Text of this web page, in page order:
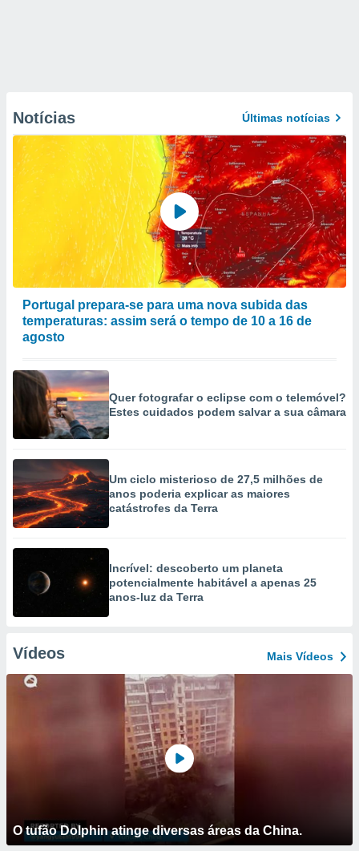
Notícias Últimas notícias
Portugal prepara-se para uma nova subida das
temperaturas: assim será o tempo de 10 a 16 de
agosto
Quer fotografar o eclipse com o telemóvel?
Estes cuidados podem salvar a sua câmara
Um ciclo misterioso de 27,5 milhões de
anos poderia explicar as maiores
catástrofes da Terra
Incrível: descoberto um planeta
potencialmente habitável a apenas 25
anos-luz da Terra
Vídeos Mais Vídeos
O tufão Dolphin atinge diversas áreas da China.